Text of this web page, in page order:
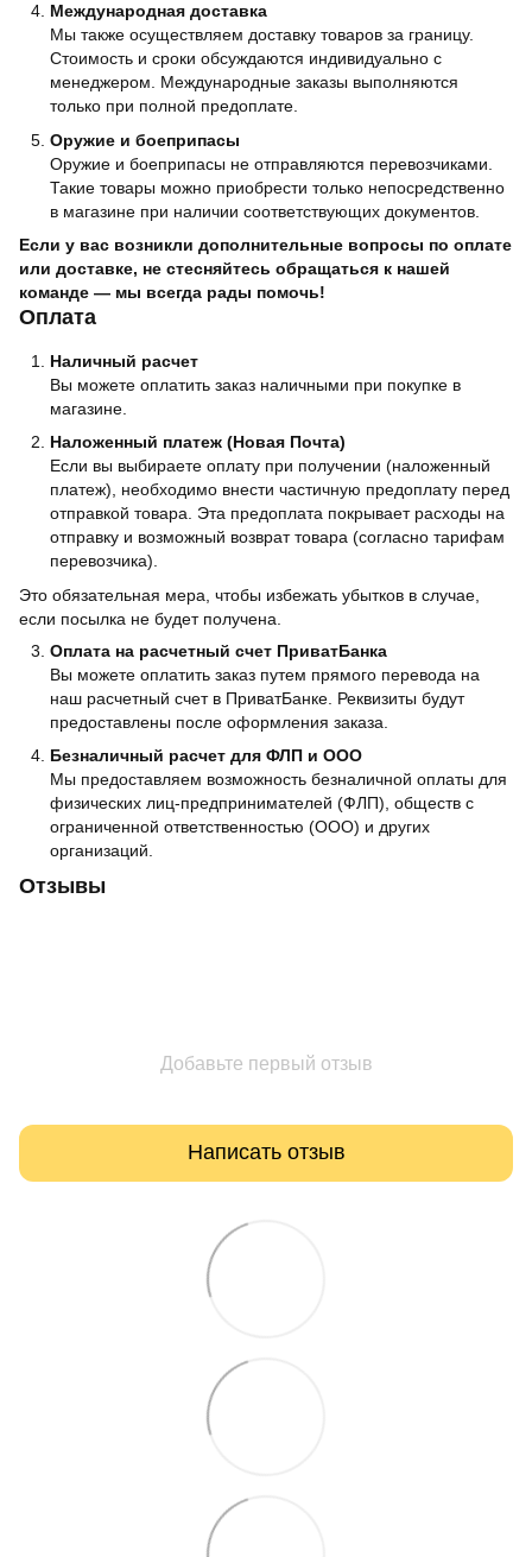
Международная доставка
Мы также осуществляем доставку товаров за границу.
Стоимость и сроки обсуждаются индивидуально с
менеджером. Международные заказы выполняются
только при полной предоплате.
Оружие и боеприпасы
Оружие и боеприпасы не отправляются перевозчиками.
Такие товары можно приобрести только непосредственно
в магазине при наличии соответствующих документов.
Если у вас возникли дополнительные вопросы по оплате
или доставке, не стесняйтесь обращаться к нашей
команде — мы всегда рады помочь!
Оплата
Наличный расчет
Вы можете оплатить заказ наличными при покупке в
магазине.
Наложенный платеж (Новая Почта)
Если вы выбираете оплату при получении (наложенный
платеж), необходимо внести частичную предоплату перед
отправкой товара. Эта предоплата покрывает расходы на
отправку и возможный возврат товара (согласно тарифам
перевозчика).
Это обязательная мера, чтобы избежать убытков в случае,
если посылка не будет получена.
Оплата на расчетный счет ПриватБанка
Вы можете оплатить заказ путем прямого перевода на
наш расчетный счет в ПриватБанке. Реквизиты будут
предоставлены после оформления заказа.
Безналичный расчет для ФЛП и ООО
Мы предоставляем возможность безналичной оплаты для
физических лиц-предпринимателей (ФЛП), обществ с
ограниченной ответственностью (ООО) и других
организаций.
Отзывы
Добавьте первый отзыв
Написать отзыв